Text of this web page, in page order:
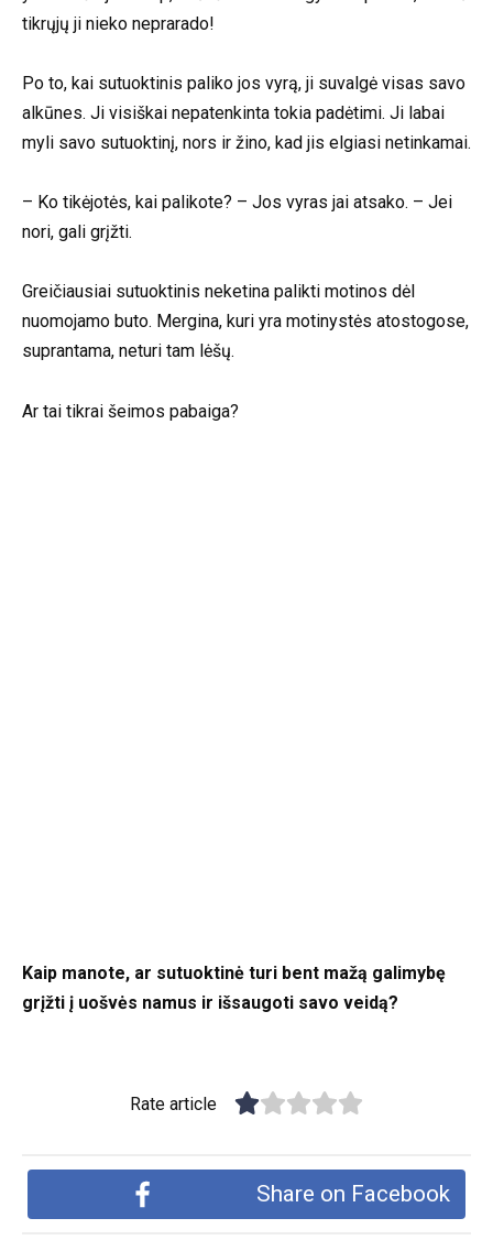
tikrųjų ji nieko neprarado!
Po to, kai sutuoktinis paliko jos vyrą, ji suvalgė visas savo
alkūnes. Ji visiškai nepatenkinta tokia padėtimi. Ji labai
myli savo sutuoktinį, nors ir žino, kad jis elgiasi netinkamai.
– Ko tikėjotės, kai palikote? – Jos vyras jai atsako. – Jei
nori, gali grįžti.
Greičiausiai sutuoktinis neketina palikti motinos dėl
nuomojamo buto. Mergina, kuri yra motinystės atostogose,
suprantama, neturi tam lėšų.
Ar tai tikrai šeimos pabaiga?
Kaip manote, ar sutuoktinė turi bent mažą galimybę
grįžti į uošvės namus ir išsaugoti savo veidą?
Rate article
Share on Facebook